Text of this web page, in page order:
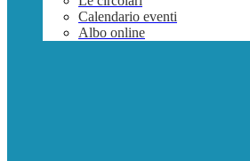
Calendario eventi
Albo online